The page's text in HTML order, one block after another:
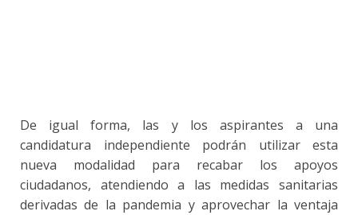
De igual forma, las y los aspirantes a una
candidatura independiente podrán utilizar esta
nueva modalidad para recabar los apoyos
ciudadanos, atendiendo a las medidas sanitarias
derivadas de la pandemia y aprovechar la ventaja